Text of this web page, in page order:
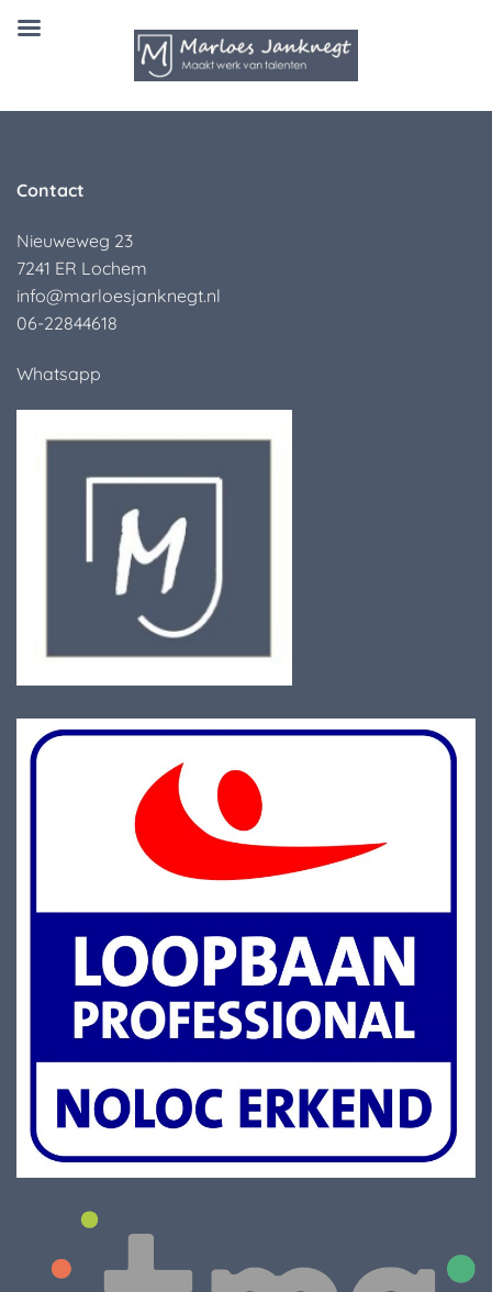
naar
Contact
Nieuweweg 23
7241 ER Lochem
info@marloesjanknegt.nl
06-22844618
Whatsapp